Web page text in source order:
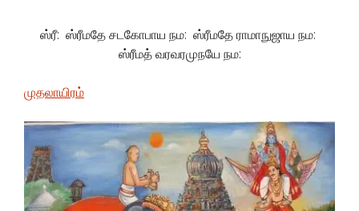
ஸ்ரீ: ஸ்ரீமதே சடகோபாய நம: ஸ்ரீமதே ராமாநுஜாய நம:
ஸ்ரீமத் வரவரமுநயே நம:
முதலாயிரம்